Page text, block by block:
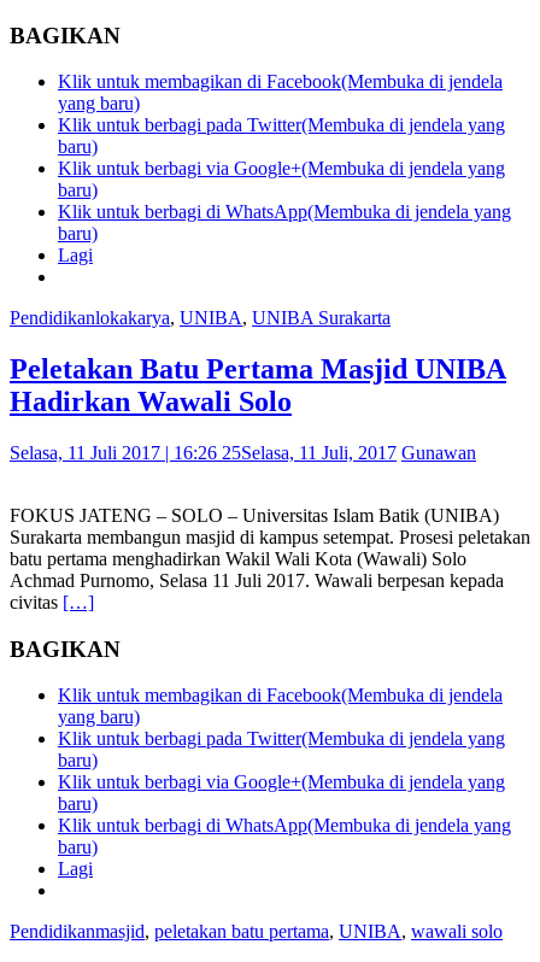
BAGIKAN
Klik untuk membagikan di Facebook(Membuka di jendela
yang baru)
Klik untuk berbagi pada Twitter(Membuka di jendela yang
baru)
Klik untuk berbagi via Google+(Membuka di jendela yang
baru)
Klik untuk berbagi di WhatsApp(Membuka di jendela yang
baru)
Lagi
Pendidikanlokakarya, UNIBA, UNIBA Surakarta
Peletakan Batu Pertama Masjid UNIBA
Hadirkan Wawali Solo
Selasa, 11 Juli 2017 | 16:26 25Selasa, 11 Juli, 2017 Gunawan
FOKUS JATENG – SOLO – Universitas Islam Batik (UNIBA)
Surakarta membangun masjid di kampus setempat. Prosesi peletakan
batu pertama menghadirkan Wakil Wali Kota (Wawali) Solo
Achmad Purnomo, Selasa 11 Juli 2017. Wawali berpesan kepada
civitas […]
BAGIKAN
Klik untuk membagikan di Facebook(Membuka di jendela
yang baru)
Klik untuk berbagi pada Twitter(Membuka di jendela yang
baru)
Klik untuk berbagi via Google+(Membuka di jendela yang
baru)
Klik untuk berbagi di WhatsApp(Membuka di jendela yang
baru)
Lagi
Pendidikanmasjid, peletakan batu pertama, UNIBA, wawali solo